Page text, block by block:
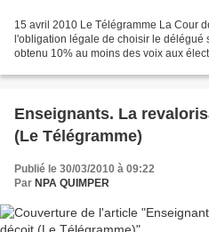
15 avril 2010 Le Télégramme La Cour
l'obligation légale de choisir le délégué
obtenu 10% au moins des voix aux
Enseignants. La
(Le Télégramme)
Publié le 30/03/2010 à 09:22
Par NPA QUIMPER